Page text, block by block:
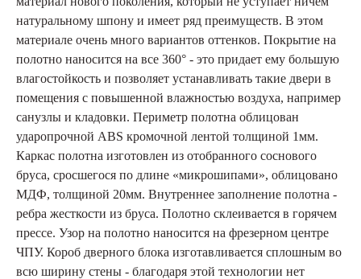
натуральному шпону и имеет ряд преимуществ. В этом
материале очень много вариантов оттенков. Покрытие на
полотно наносится на все 360° - это придает ему большую
влагостойкость и позволяет устанавливать такие двери в
помещения с повышенной влажностью воздуха, например
санузлы и кладовки. Периметр полотна облицован
ударопрочной ABS кромочной лентой толщиной 1мм.
Каркас полотна изготовлен из отобранного соснового
бруса, сросшегося по длине «микрошипами», облицовано
МДФ, толщиной 20мм. Внутреннее заполнение полотна -
ребра жесткости из бруса. Полотно склеивается в горячем
прессе. Узор на полотно наносится на фрезерном центре
ЧПУ. Короб дверного блока изготавливается сплошным во
всю ширину стены - благодаря этой технологии нет